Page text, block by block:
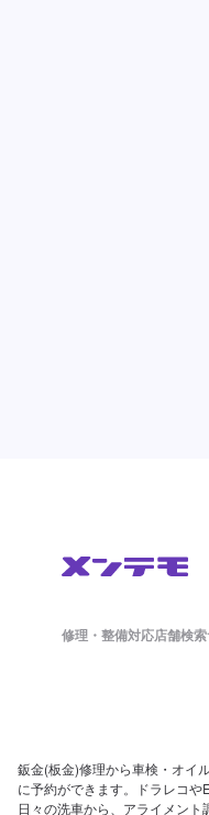
修理・整備対応店舗検索
鈑金(板金)修理から車検・オイ
に予約ができます。ドラレコや
日々の洗車から、アライメン